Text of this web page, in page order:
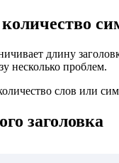
длину
несколько проблем.
слов или
заголовка